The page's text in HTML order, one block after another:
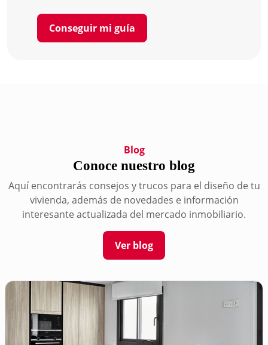
Conseguir mi guía
Blog
Conoce nuestro blog
Aquí encontrarás consejos y trucos para el diseño de tu
vivienda, además de novedades e información
interesante actualizada del mercado inmobiliario.
Ver blog